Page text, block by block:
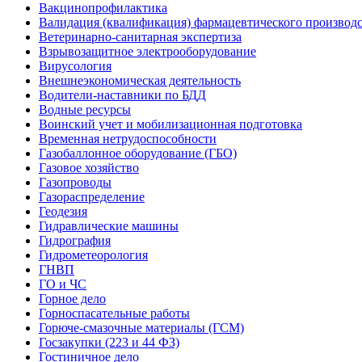
Вакцинопрофилактика
Валидация (квалификация) фармацевтического
Ветеринарно-санитарная экспертиза
Взрывозащитное электрооборудование
Вирусология
Внешнеэкономическая деятельность
Водители-наставники по БДД
Водные ресурсы
Воинский учет и мобилизационная подготовка
Временная нетрудоспособности
Газобаллонное оборудование (ГБО)
Газовое хозяйство
Газопроводы
Газораспределение
Геодезия
Гидравлические машины
Гидрография
Гидрометеорология
ГНВП
ГО и ЧС
Горное дело
Горноспасательные работы
Горюче-смазочные материалы (ГСМ)
Госзакупки (223 и 44 ФЗ)
Гостиничное дело